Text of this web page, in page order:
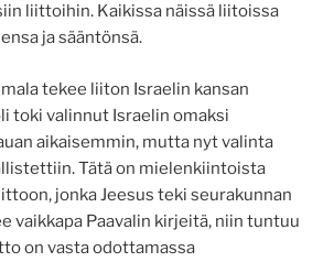
liittoihin. Kaikissa näissä liitoissa
ja sääntönsä.
tekee liiton Israelin kansan
toki valinnut Israelin omaksi
aikaisemmin, mutta nyt valinta
Tätä on mielenkiintoista
jonka Jeesus teki seurakunnan
vaikkapa Paavalin kirjeitä, niin tuntuu
on vasta odottamassa